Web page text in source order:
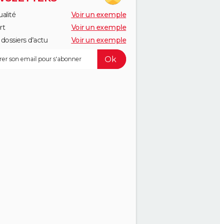
Voir un exemple
Voir un exemple
dossiers d'actu
Voir un exemple